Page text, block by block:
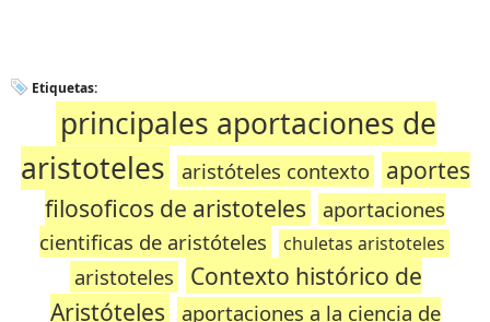
Etiquetas:
principales aportaciones de
aristoteles
aristóteles contexto
aportes
filosoficos de aristoteles
aportaciones
cientificas de aristóteles
chuletas aristoteles
aristoteles
Contexto histórico de
Aristóteles
aportaciones a la ciencia de